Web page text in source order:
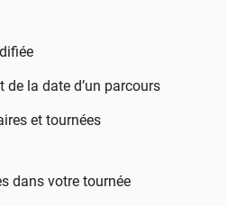
de la date d’un parcours
et tournées
dans votre tournée